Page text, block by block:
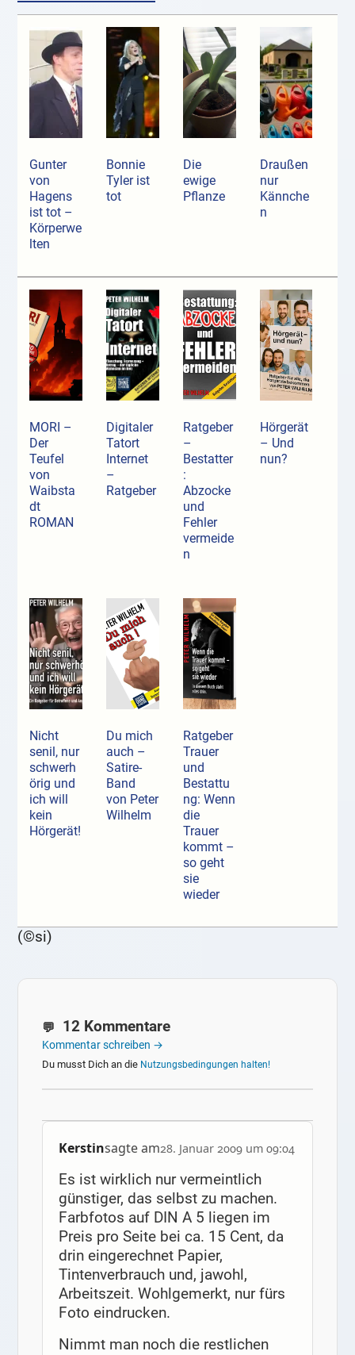
Gunter
von
Hagens
ist tot –
Körperwe
lten
Bonnie
Tyler ist
tot
Die
ewige
Pflanze
Draußen
nur
Kännche
n
MORI –
Der
Teufel
von
Waibsta
dt
ROMAN
Digitaler
Tatort
Internet
–
Ratgeber
Ratgeber
–
Bestatter
:
Abzocke
und
Fehler
vermeide
n
Hörgerät
– Und
nun?
Nicht
senil, nur
schwerh
örig und
ich will
kein
Hörgerät!
Du mich
auch –
Satire-
Band
von Peter
Wilhelm
Ratgeber
Trauer
und
Bestattu
ng: Wenn
die
Trauer
kommt –
so geht
sie
wieder
(©si)
12 Kommentare
Kommentar schreiben →
Du musst Dich an die Nutzungsbedingungen halten!
Kerstinsagte am28. Januar 2009 um 09:04
Es ist wirklich nur vermeintlich
günstiger, das selbst zu machen.
Farbfotos auf DIN A 5 liegen im
Preis pro Seite bei ca. 15 Cent, da
drin eingerechnet Papier,
Tintenverbrauch und, jawohl,
Arbeitszeit. Wohlgemerkt, nur fürs
Foto eindrucken.
Nimmt man noch die restlichen